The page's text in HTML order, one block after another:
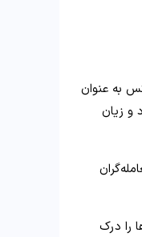
به عنوان
و زیان
را درک